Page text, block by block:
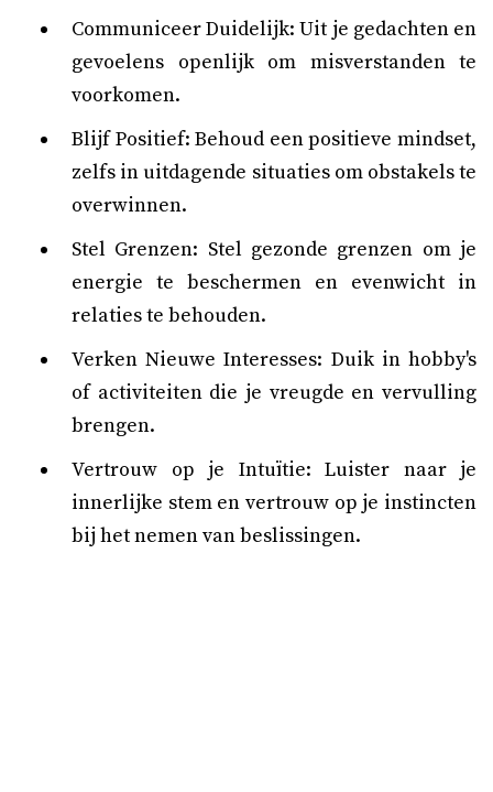
Communiceer Duidelijk: Uit je gedachten en
gevoelens openlijk om misverstanden te
voorkomen.
Blijf Positief: Behoud een positieve mindset,
zelfs in uitdagende situaties om obstakels te
overwinnen.
Stel Grenzen: Stel gezonde grenzen om je
energie te beschermen en evenwicht in
relaties te behouden.
Verken Nieuwe Interesses: Duik in hobby's
of activiteiten die je vreugde en vervulling
brengen.
Vertrouw op je Intuïtie: Luister naar je
innerlijke stem en vertrouw op je instincten
bij het nemen van beslissingen.